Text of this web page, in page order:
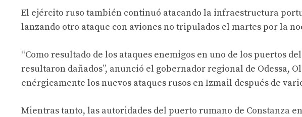
El ejército ruso también continuó atacando la infraestructura
lanzando otro ataque con aviones no tripulados el martes por la
“Como resultado de los ataques enemigos en uno de los puertos
resultaron dañados”, anunció el gobernador regional de Odessa,
enérgicamente los nuevos ataques rusos en Izmail después de
Mientras tanto, las autoridades del puerto rumano de Constanza